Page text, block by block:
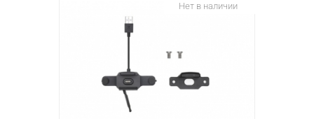
Нет в наличии